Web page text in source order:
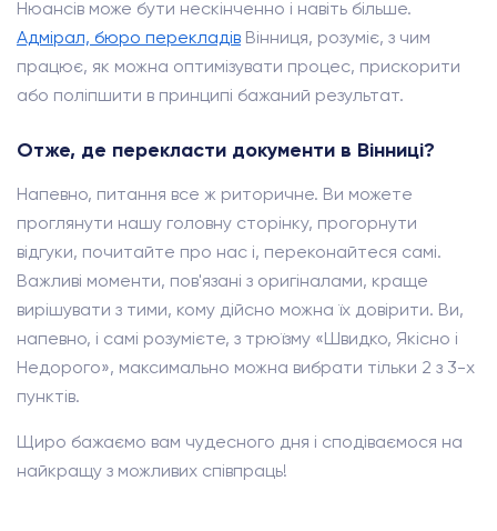
Нюансів може бути нескінченно і навіть більше.
Адмірал, бюро перекладів Вінниця, розуміє, з чим
працює, як можна оптимізувати процес, прискорити
або поліпшити в принципі бажаний результат.
Отже, де перекласти документи в Вінниці?
Напевно, питання все ж риторичне. Ви можете
проглянути нашу головну сторінку, прогорнути
відгуки, почитайте про нас і, переконайтеся самі.
Важливі моменти, пов'язані з оригіналами, краще
вирішувати з тими, кому дійсно можна їх довірити. Ви,
напевно, і самі розумієте, з трюїзму «Швидко, Якісно і
Недорого», максимально можна вибрати тільки 2 з 3-х
пунктів.
Щиро бажаємо вам чудесного дня і сподіваємося на
найкращу з можливих співпраць!